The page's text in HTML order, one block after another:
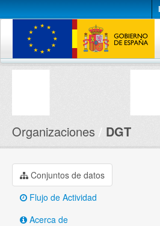
Conjuntos de datos
Organizaciones DGT
Conjuntos de datos
Flujo de Actividad
Acerca de